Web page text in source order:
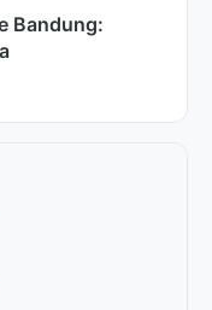
Bandung: